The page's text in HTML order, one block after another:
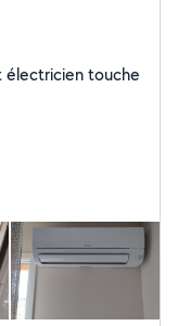
électricien touche